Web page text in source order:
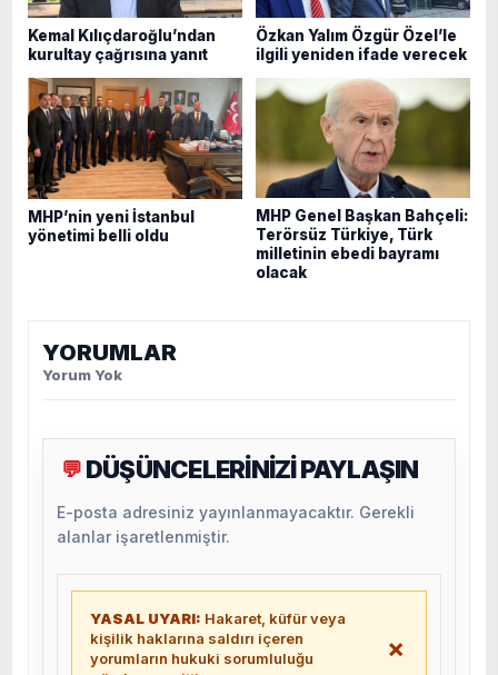
Kemal Kılıçdaroğlu’ndan
kurultay çağrısına yanıt
Özkan Yalım Özgür Özel’le
ilgili yeniden ifade verecek
MHP’nin yeni İstanbul
yönetimi belli oldu
MHP Genel Başkan Bahçeli:
Terörsüz Türkiye, Türk
milletinin ebedi bayramı
olacak
YORUMLAR
Yorum Yok
💬 DÜŞÜNCELERİNİZİ PAYLAŞIN
E-posta adresiniz yayınlanmayacaktır. Gerekli
alanlar işaretlenmiştir.
YASAL UYARI: Hakaret, küfür veya
kişilik haklarına saldırı içeren
yorumların hukuki sorumluluğu
×